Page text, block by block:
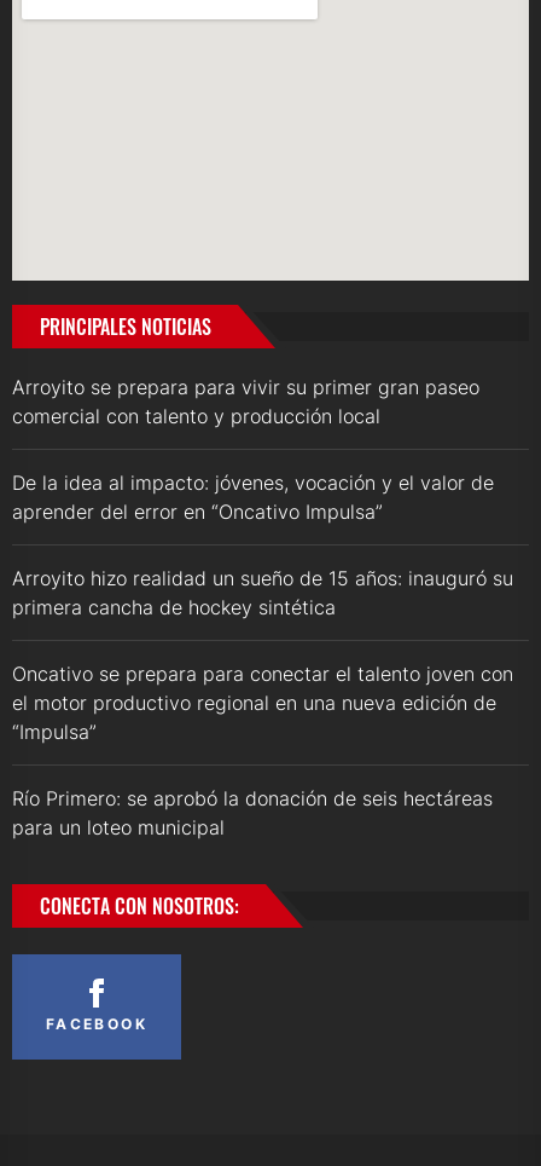
PRINCIPALES NOTICIAS
Arroyito se prepara para vivir su primer gran paseo
comercial con talento y producción local
De la idea al impacto: jóvenes, vocación y el valor de
aprender del error en “Oncativo Impulsa”
Arroyito hizo realidad un sueño de 15 años: inauguró su
primera cancha de hockey sintética
Oncativo se prepara para conectar el talento joven con
el motor productivo regional en una nueva edición de
“Impulsa”
Río Primero: se aprobó la donación de seis hectáreas
para un loteo municipal
CONECTA CON NOSOTROS:
FACEBOOK